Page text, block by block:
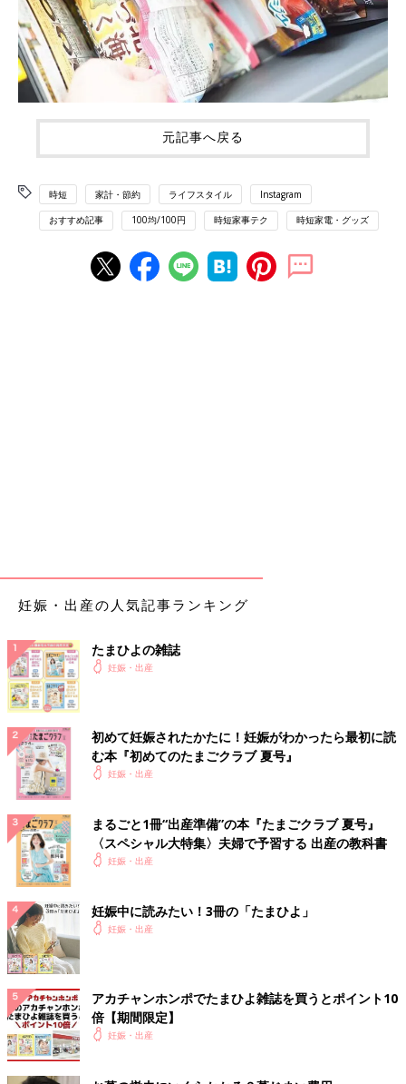
元記事へ戻る
時短 家計・節約 ライフスタイル Instagram
おすすめ記事 100均/100円 時短家事テク 時短家電・グッズ
妊娠・出産の人気記事ランキング
たまひよの雑誌
妊娠・出産
初めて妊娠されたかたに！妊娠がわかったら最初に読
む本『初めてのたまごクラブ 夏号』
妊娠・出産
まるごと1冊“出産準備”の本『たまごクラブ 夏号』
〈スペシャル大特集〉夫婦で予習する 出産の教科書
妊娠・出産
妊娠中に読みたい！3冊の「たまひよ」
妊娠・出産
アカチャンホンポでたまひよ雑誌を買うとポイント10
倍【期間限定】
妊娠・出産